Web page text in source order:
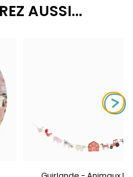
AUSSI...